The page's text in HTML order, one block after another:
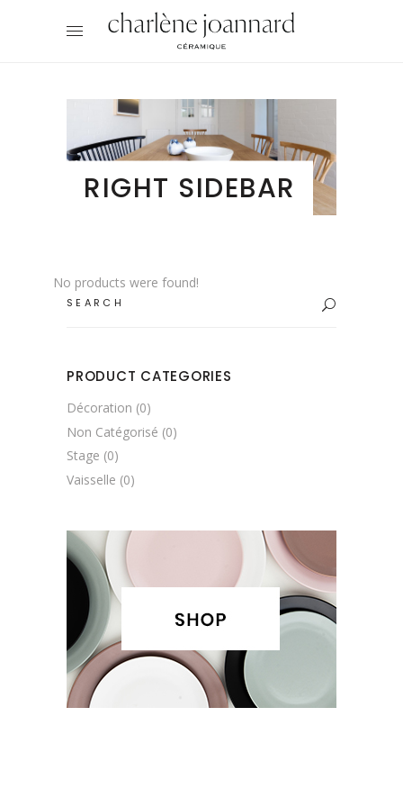
RIGHT SIDEBAR
No products were found!
Search
for:
PRODUCT CATEGORIES
Décoration (0)
Non Catégorisé (0)
Stage (0)
Vaisselle (0)